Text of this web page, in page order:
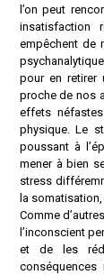
l’on peut
insatisfaction
empêchent de
pour en retirer
proche de nos
effets
physique. Le
poussant à
mener à bien
stress
la somatisation,
Comme
l’inconscient
et de les